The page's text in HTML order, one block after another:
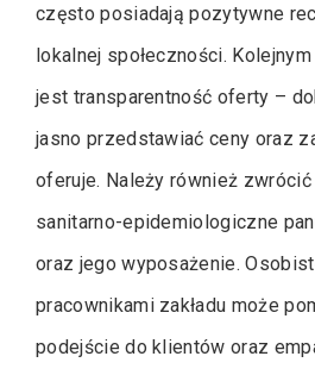
często posiadają pozytywne
lokalnej społeczności.
jest transparentność oferty –
jasno przedstawiać ceny oraz
oferuje. Należy również zwrócić
sanitarno-epidemiologiczne
oraz jego wyposażenie.
pracownikami zakładu może
podejście do klientów oraz